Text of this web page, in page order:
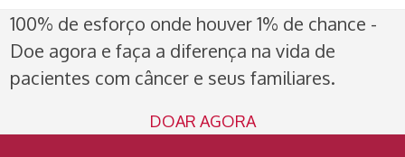
100% de esforço onde houver 1% de chance -
Doe agora e faça a diferença na vida de
pacientes com câncer e seus familiares.
DOAR AGORA